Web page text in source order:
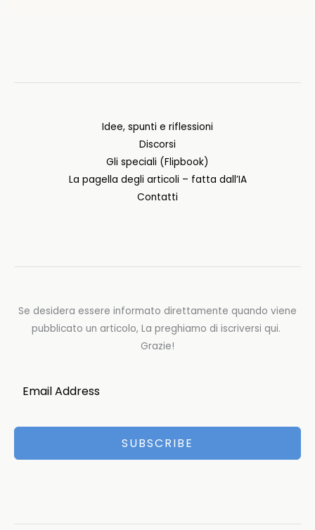
Idee, spunti e riflessioni
Discorsi
Gli speciali (Flipbook)
La pagella degli articoli – fatta dall’IA
Contatti
Se desidera essere informato direttamente quando viene
pubblicato un articolo, La preghiamo di iscriversi qui.
Grazie!
SUBSCRIBE